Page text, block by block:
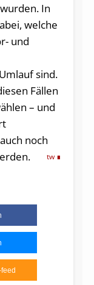
In
welche
und
sind.
Fällen
– und
noch
tw